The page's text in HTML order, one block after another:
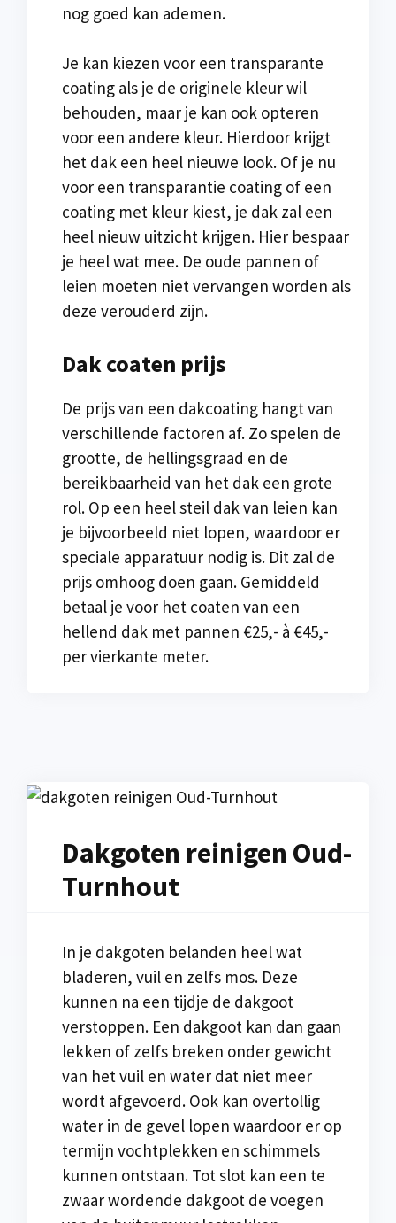
nog goed kan ademen.
Je kan kiezen voor een transparante
coating als je de originele kleur wil
behouden, maar je kan ook opteren
voor een andere kleur. Hierdoor krijgt
het dak een heel nieuwe look. Of je nu
voor een transparantie coating of een
coating met kleur kiest, je dak zal een
heel nieuw uitzicht krijgen. Hier bespaar
je heel wat mee. De oude pannen of
leien moeten niet vervangen worden als
deze verouderd zijn.
Dak coaten prijs
De prijs van een dakcoating hangt van
verschillende factoren af. Zo spelen de
grootte, de hellingsgraad en de
bereikbaarheid van het dak een grote
rol. Op een heel steil dak van leien kan
je bijvoorbeeld niet lopen, waardoor er
speciale apparatuur nodig is. Dit zal de
prijs omhoog doen gaan. Gemiddeld
betaal je voor het coaten van een
hellend dak met pannen €25,- à €45,-
per vierkante meter.
Dakgoten reinigen Oud-
Turnhout
In je dakgoten belanden heel wat
bladeren, vuil en zelfs mos. Deze
kunnen na een tijdje de dakgoot
verstoppen. Een dakgoot kan dan gaan
lekken of zelfs breken onder gewicht
van het vuil en water dat niet meer
wordt afgevoerd. Ook kan overtollig
water in de gevel lopen waardoor er op
termijn vochtplekken en schimmels
kunnen ontstaan. Tot slot kan een te
zwaar wordende dakgoot de voegen